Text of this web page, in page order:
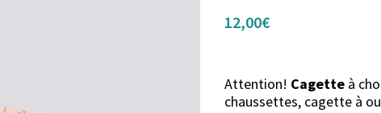
12,00€
Attention! Cagette à
chaussettes, cagette à